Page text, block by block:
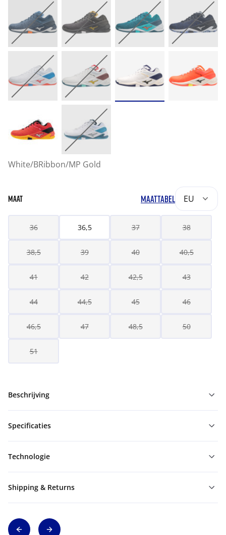
White/BRibbon/MP Gold
MAAT MAATTABEL EU
36 36,5 37 38
38,5 39 40 40,5
41 42 42,5 43
44 44,5 45 46
46,5 47 48,5 50
51
Beschrijving
Specificaties
Technologie
Shipping & Returns